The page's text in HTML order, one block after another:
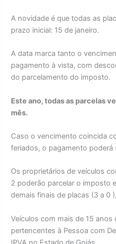
A novidade é que todas as
prazo inicial: 15 de janeiro.
A data marca tanto o
pagamento à vista, com
do parcelamento do imposto.
Este ano, todas as parcelas
mês.
Caso o vencimento coincida
feriados, o pagamento poderá
Os proprietários de veículos
2 poderão parcelar o imposto
demais finais de placas (3 a 0
Veículos com mais de 15 anos
pertencentes à Pessoa com